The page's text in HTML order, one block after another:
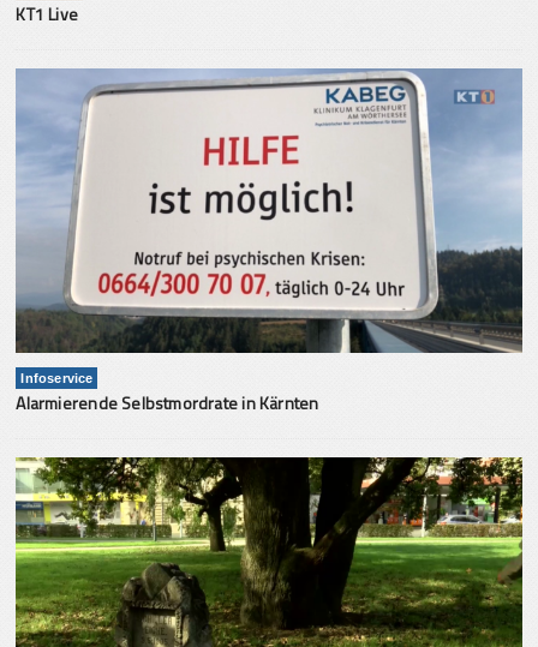
KT1 Live
Infoservice
Alarmierende Selbstmordrate in Kärnten